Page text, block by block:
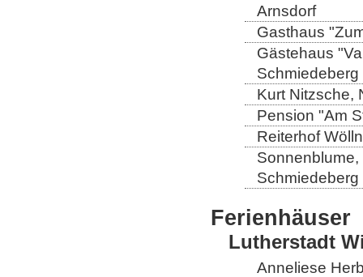
Arnsdorf
Gasthaus
Gästehaus
Schmiedeberg
Kurt Nitzsche,
Pension "Am
Reiterhof
Sonnenblume,
Schmiedeberg
Ferienhäuser
Lutherstadt
Anneliese